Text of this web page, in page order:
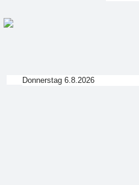
Donnerstag 6.8.2026